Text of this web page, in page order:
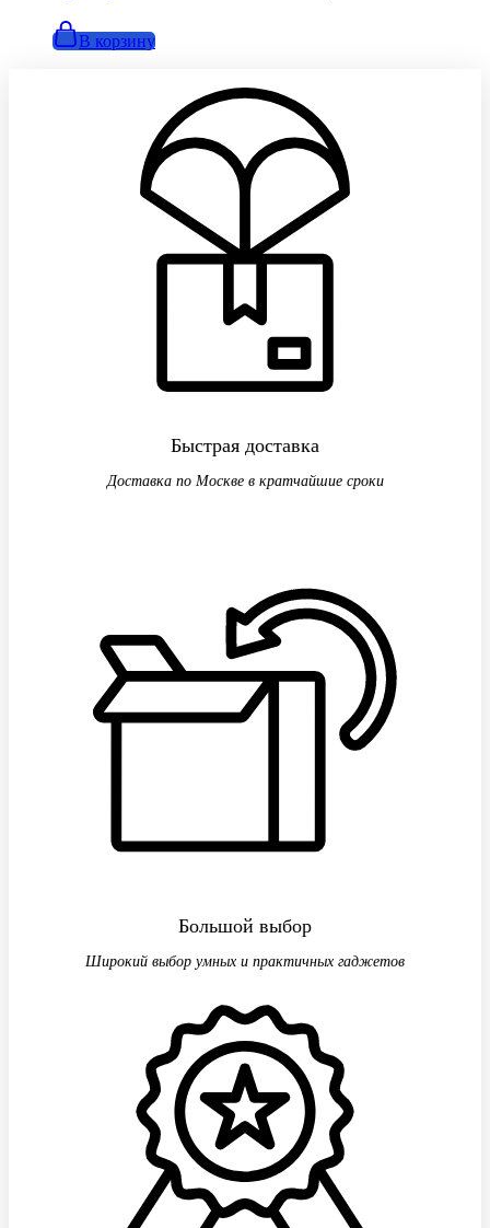
В корзину
Быстрая доставка
Доставка по Москве в кратчайшие сроки
Большой выбор
Широкий выбор умных и практичных гаджетов